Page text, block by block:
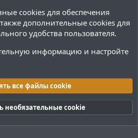
Русский (RU)
и правила
Помощь
R
cookies для обеспечения
дополнительные cookies для
удобства пользователя.
информацию и настройте
все файлы cookie
необязательные cookie